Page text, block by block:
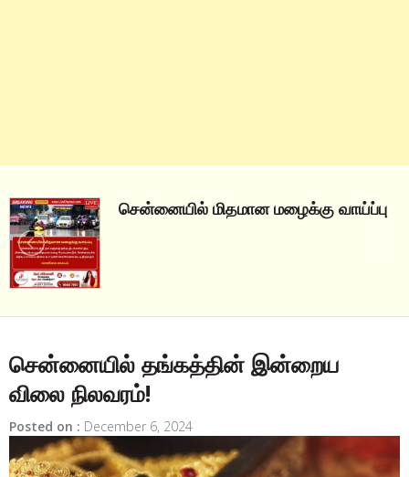
சென்னையில் மிதமான மழைக்கு வாய்ப்பு
சென்னையில் தங்கத்தின் இன்றைய
விலை நிலவரம்!
Posted on : December 6, 2024